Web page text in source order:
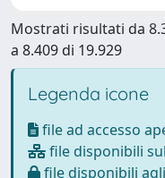
Mostrati risultati da
a 8.409 di 19.929
Legenda icone
file ad accesso
file disponibili
file disponibili